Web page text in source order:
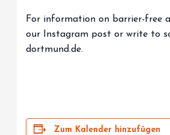
For information on barrier-free
our Instagram post or write to
dortmund.de.
Zum Kalender hinzufügen